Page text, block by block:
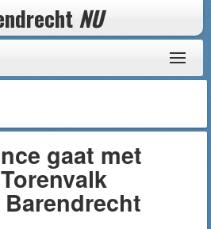
NU
gaat met
Barendrecht